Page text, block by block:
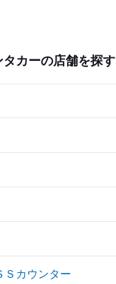
カーの店舗を探す
Ｓカウンター